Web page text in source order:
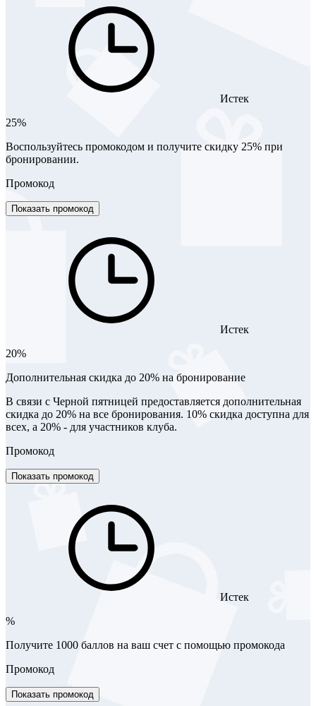
Истек
25%
Воспользуйтесь промокодом и получите скидку 25% при
бронировании.
Промокод
Показать промокод
Истек
20%
Дополнительная скидка до 20% на бронирование
В связи с Черной пятницей предоставляется дополнительная
скидка до 20% на все бронирования. 10% скидка доступна для
всех, а 20% - для участников клуба.
Промокод
Показать промокод
Истек
%
Получите 1000 баллов на ваш счет с помощью промокода
Промокод
Показать промокод